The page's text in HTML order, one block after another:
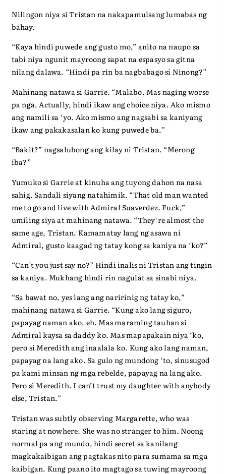
Nilingon niya si Tristan na nakapamulsang lumabas ng
bahay.
“Kaya hindi puwede ang gusto mo,” anito na naupo sa
tabi niya ngunit mayroong sapat na espasyo sa gitna
nilang dalawa. “Hindi pa rin ba nagbabago si Ninong?”
Mahinang natawa si Garrie. “Malabo. Mas naging worse
pa nga. Actually, hindi ikaw ang choice niya. Ako mismo
ang namili sa ‘yo. Ako mismo ang nagsabi sa kaniyang
ikaw ang pakakasalan ko kung puwede ba.”
“Bakit?” nagsalubong ang kilay ni Tristan. “Merong
iba?”
Yumuko si Garrie at kinuha ang tuyong dahon na nasa
sahig. Sandali siyang natahimik. “That old man wanted
me to go and live with Admiral Suaverdez. Fuck,”
umiling siya at mahinang natawa. “They’re almost the
same age, Tristan. Kamamatay lang ng asawa ni
Admiral, gusto kaagad ng tatay kong sa kaniya na ‘ko?”
“Can’t you just say no?” Hindi inalis ni Tristan ang tingin
sa kaniya. Mukhang hindi rin nagulat sa sinabi niya.
“Sa bawat no, yes lang ang naririnig ng tatay ko,”
mahinang natawa si Garrie. “Kung ako lang siguro,
papayag naman ako, eh. Mas maraming tauhan si
Admiral kaysa sa daddy ko. Mas mapapakain niya ‘ko,
pero si Meredith ang inaalala ko. Kung ako lang naman,
papayag na lang ako. Sa gulo ng mundong ‘to, sinusugod
pa kami minsan ng mga rebelde, papayag na lang ako.
Pero si Meredith. I can’t trust my daughter with anybody
else, Tristan.”
Tristan was subtly observing Margarette, who was
staring at nowhere. She was no stranger to him. Noong
normal pa ang mundo, hindi secret sa kanilang
magkakaibigan ang pagtakas nito para sumama sa mga
kaibigan. Kung paano ito magtago sa tuwing mayroong